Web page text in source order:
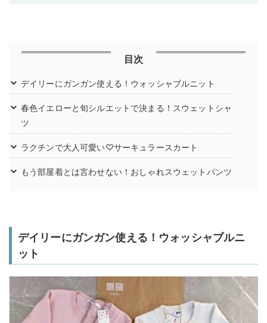
目次
デイリーにガンガン使える！ウォッシャブルニット
春色イエローと旬シルエットで決まる！スウェットシャ
ツ
ラクチンで大人可愛い♡サーキュラースカート
もう部屋着とは言わせない！おしゃれスウェットパンツ
デイリーにガンガン使える！ウォッシャブルニ
ット